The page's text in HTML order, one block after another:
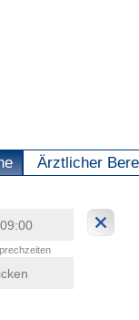
Ärztlicher